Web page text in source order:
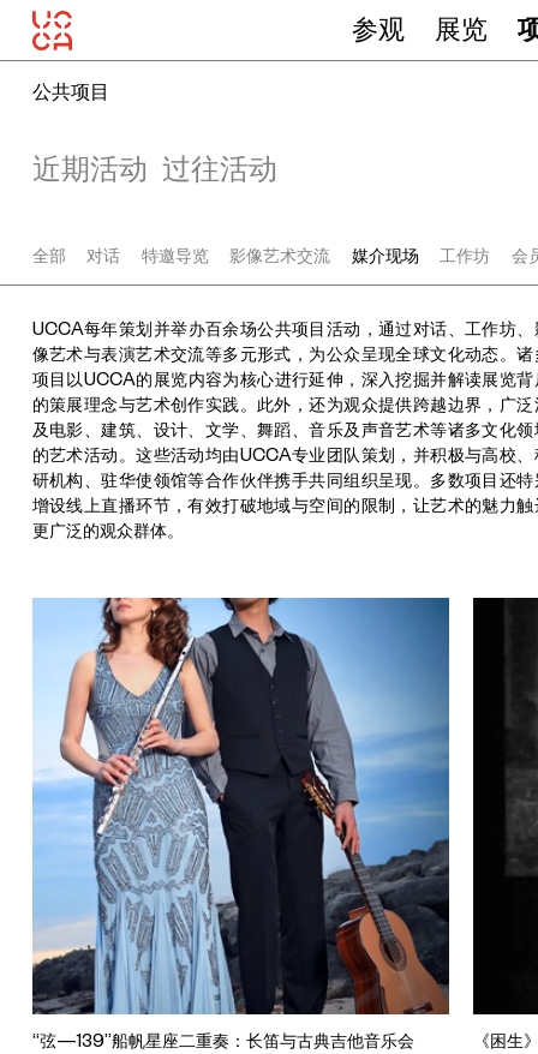
参观 展览
公共项目
近期活动 过往活动
全部 对话 特邀导览 影像艺术交流 媒介现场 工作坊 会
UCCA每年策划并举办百余场公共项目活动，通过对话、工作坊、
像艺术与表演艺术交流等多元形式，为公众呈现全球文化动态。诸
项目以UCCA的展览内容为核心进行延伸，深入挖掘并解读展览背
的策展理念与艺术创作实践。此外，还为观众提供跨越边界，广泛
及电影、建筑、设计、文学、舞蹈、音乐及声音艺术等诸多文化领
的艺术活动。这些活动均由UCCA专业团队策划，并积极与高校、
研机构、驻华使领馆等合作伙伴携手共同组织呈现。多数项目还特
增设线上直播环节，有效打破地域与空间的限制，让艺术的魅力触
更广泛的观众群体。
“弦—139”船帆星座二重奏：长笛与古典吉他音乐会
《困生